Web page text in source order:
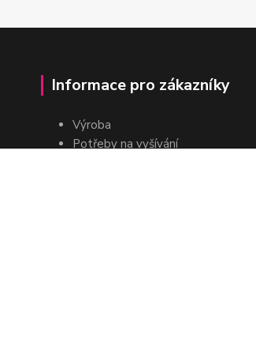
Informace pro zákazníky
Výroba
Potřeby na vyšívání